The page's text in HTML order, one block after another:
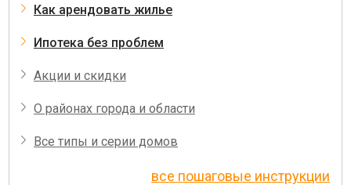
Как арендовать жилье
Ипотека без проблем
Акции и скидки
О районах города и области
Все типы и серии домов
все пошаговые инструкции